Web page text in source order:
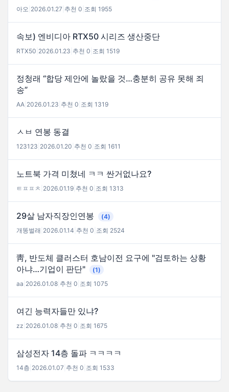
아오 2026.01.27 추천 0 조회 1955
속보) 엔비디아 RTX50 시리즈 생산중단
RTX50 2026.01.23 추천 0 조회 1519
정청래 “합당 제안에 놀랐을 것…충분히 공유 못해 죄
송”
AA 2026.01.23 추천 0 조회 1319
ㅅㅂ 연봉 동결
123123 2026.01.20 추천 0 조회 1611
노트북 가격 미쳤네 ㅋㅋ 싼거없나요?
ㅌㅍㅍㅊ 2026.01.19 추천 0 조회 1313
29살 남자직장인연봉
(4)
개똥벌래 2026.01.14 추천 0 조회 2524
靑, 반도체 클러스터 호남이전 요구에 "검토하는 상황
아냐…기업이 판단"
(1)
aa 2026.01.08 추천 0 조회 1075
여긴 능력자들만 있냐?
zz 2026.01.08 추천 0 조회 1675
삼성전자 14층 돌파 ㅋㅋㅋㅋ
14층 2026.01.07 추천 0 조회 1533